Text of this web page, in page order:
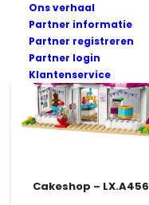
Ons verhaal
Partner informatie
Partner registreren
Partner login
Klantenservice
Cakeshop – LX.A456